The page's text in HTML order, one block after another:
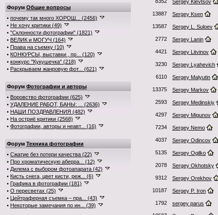
Форум Общие вопросы
• почему так много ХОРОШ... (2456)
• Не хочу критики (49)
• "Склонности фотографии" (1821)
• ВЕЛИК и МОГУЧ (164)
• Права на съемку (10)
• КОНКУРСЫ, выставки , пр... (120)
• конкурс "Кукушечка" (218)
• Раскрываем жанровую фот... (621)
Форум Фотографии и авторы
• Воровство фотографии (625)
• УДАЛЕНИЕ РАБОТ, БАНЫ: ... (2636)
• НАШИ ПОЗДРАВЛЕНИЯ (482)
• На остриё критики (2568)
• Фотографии, авторы и неавт... (16)
Форум Техника фотографии
• Сжатие без потери качества (22)
• Про хроматическую аберра... (12)
• Дилема с выбором фотоапарата (42)
• Кисть снега, цвет кисти, реж... (6)
• Графика в фотографии (181)
• О пересветах (25)
• Цейтраферная съемка – пра... (43)
• Некоторые замечания по ин... (39)
Sergey Klevtsov
13887 Sergey Ksen
13587 Sergey L. Suloev
2772 Sergey Lanin
4421 Sergey Litvinov
3230 Sergey Lyahevich
6110 Sergey Malyutin
13375 Sergey Markov
2593 Sergey Medinskiy
4297 Sergey Migunov
7234 Sergey Nemo
4037 Sergey Odincov
5135 Sergey Ogilko
2078 Sergey Okhotsky
9312 Sergey Orekhov
10187 Sergey P. Iron
1792 sergey parus